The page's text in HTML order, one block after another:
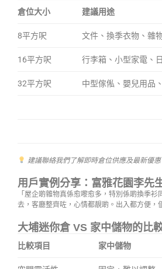
倉位大小 建議用途
8平方呎 文件、換季衣物、雜
16平方呎 行李箱、小型家電、
32平方呎 中型傢俬、嬰兒用品
建議聯絡我們了解即時倉位供應及最新優惠
用戶實例分享：富雅花園李先
「屋企啲雜物真係愈嚟愈多，特別係啲換季
去，客廳整齊咗，心情都靚啲。出入都方便，
大埔迷你倉 VS 家中儲物的比
比較項目 家中儲物